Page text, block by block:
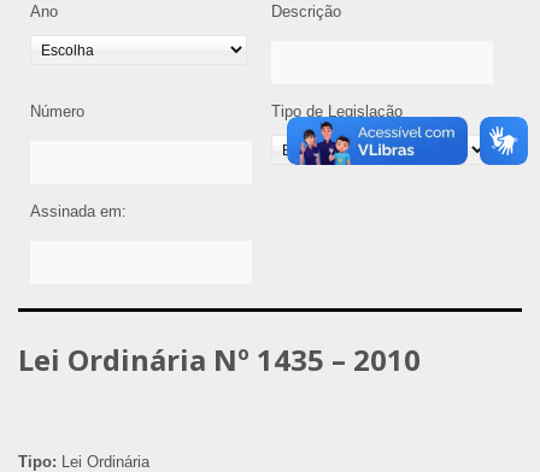
Ano Descrição
Número Tipo de Legislação
Assinada em:
Lei Ordinária Nº 1435 – 2010
Tipo: Lei Ordinária